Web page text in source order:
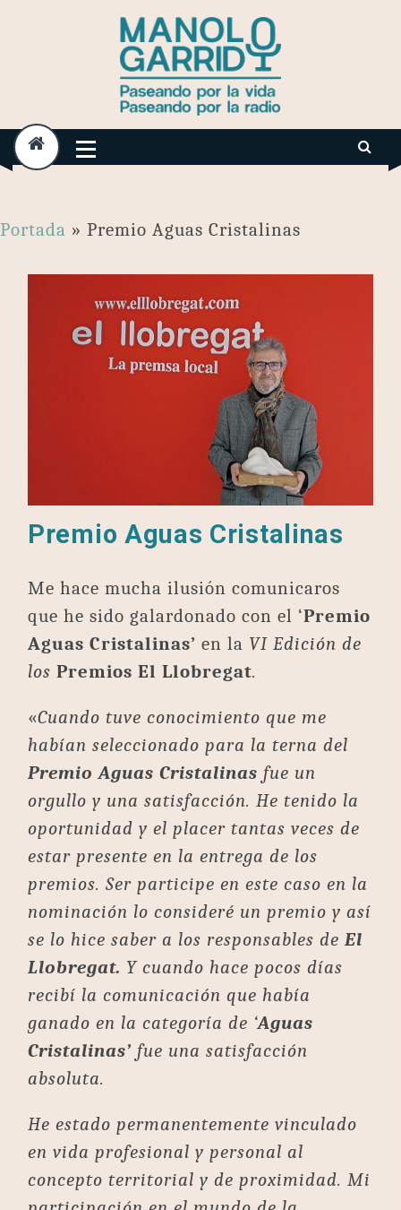
Portada » Premio Aguas Cristalinas
Premio Aguas Cristalinas
Me hace mucha ilusión comunicaros
que he sido galardonado con el ‘Premio
Aguas Cristalinas’ en la VI Edición de
los Premios El Llobregat.
«Cuando tuve conocimiento que me
habían seleccionado para la terna del
Premio Aguas Cristalinas fue un
orgullo y una satisfacción. He tenido la
oportunidad y el placer tantas veces de
estar presente en la entrega de los
premios. Ser participe en este caso en la
nominación lo consideré un premio y así
se lo hice saber a los responsables de El
Llobregat. Y cuando hace pocos días
recibí la comunicación que había
ganado en la categoría de ‘Aguas
Cristalinas’ fue una satisfacción
absoluta.
He estado permanentemente vinculado
en vida profesional y personal al
concepto territorial y de proximidad. Mi